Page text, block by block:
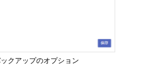
クアップのオプション